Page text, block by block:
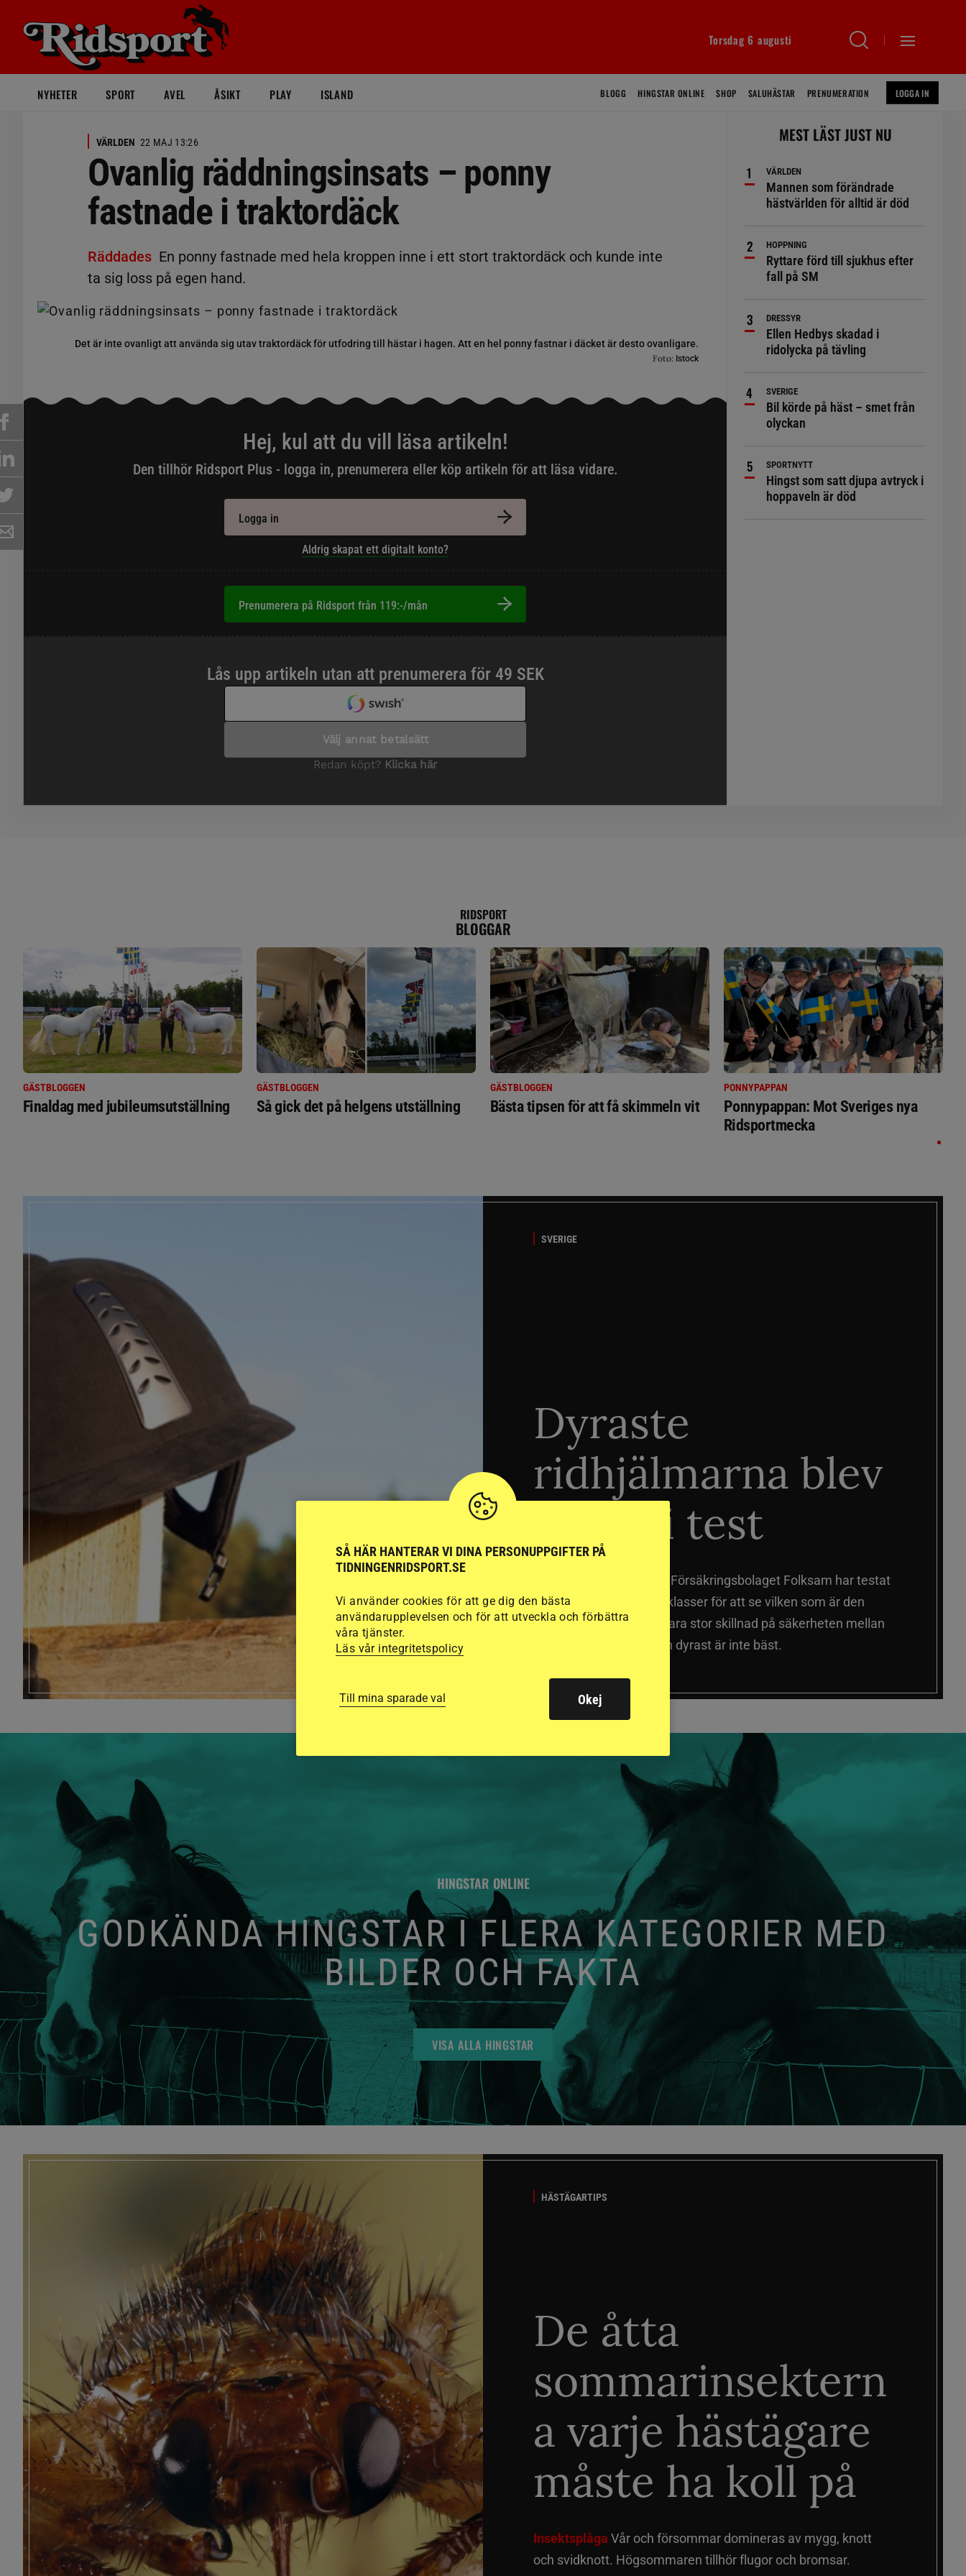
Torsdag 6 augusti
NYHETER SPORT AVEL ÅSIKT PLAY ISLAND BLOGG HINGSTAR ONLINE SHOP SALUHÄSTAR PRENUMERATION LOGGA IN
VÄRLDEN 22 MAJ 13:26
Ovanlig räddningsinsats – ponny
fastnade i traktordäck
Räddades En ponny fastnade med hela kroppen inne i ett stort traktordäck och kunde inte
ta sig loss på egen hand.
Det är inte ovanligt att använda sig utav traktordäck för utfodring till hästar i hagen. Att en hel ponny fastnar i däcket är desto ovanligare.
Foto: Istock
Hej, kul att du vill läsa artikeln!
Den tillhör Ridsport Plus - logga in, prenumerera eller köp artikeln för att läsa vidare.
Logga in
Aldrig skapat ett digitalt konto?
Prenumerera på Ridsport från 119:-/mån
MEST LÄST JUST NU
VÄRLDEN
Mannen som förändrade
hästvärlden för alltid är död
HOPPNING
Ryttare förd till sjukhus efter
fall på SM
DRESSYR
Ellen Hedbys skadad i
ridolycka på tävling
SVERIGE
Bil körde på häst – smet från
olyckan
SPORTNYTT
Hingst som satt djupa avtryck i
hoppaveln är död
RIDSPORT
BLOGGAR
GÄSTBLOGGEN
Finaldag med jubileumsutställning
GÄSTBLOGGEN
Så gick det på helgens utställning
GÄSTBLOGGEN
Bästa tipsen för att få skimmeln vit
PONNYPAPPAN
Ponnypappan: Mot Sveriges nya
Ridsportmecka
SVERIGE
Dyraste
ridhjälmarna blev
sämst i test
Försäkringsbolaget Folksam har testat
15 ridhjälmar i olika prisklasser för att se vilken som är den
säkraste. Det visar sig vara stor skillnad på säkerheten mellan
de olika hjälmarna – och dyrast är inte bäst.
HINGSTAR ONLINE
GODKÄNDA HINGSTAR I FLERA KATEGORIER MED
BILDER OCH FAKTA
VISA ALLA HINGSTAR
HÄSTÄGARTIPS
De åtta
sommarinsektern
a varje hästägare
måste ha koll på
Insektsplåga Vår och försommar domineras av mygg, knott
och svidknott. Högsommaren tillhör flugor och bromsar.
SÅ HÄR HANTERAR VI DINA PERSONUPPGIFTER PÅ
TIDNINGENRIDSPORT.SE
Vi använder cookies för att ge dig den bästa
användarupplevelsen och för att utveckla och förbättra
våra tjänster.
Läs vår integritetspolicy
Till mina sparade val Okej